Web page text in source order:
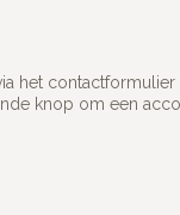
het contactformulier
knop om een